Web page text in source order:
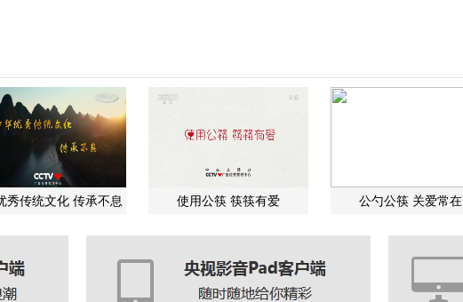
秀传统文化 传承不息 使用公筷 筷筷有爱 公勺公筷 关爱常在